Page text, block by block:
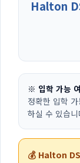
Halton
※ 입학 가능
정확한 입학
하실 수 있습니
💰 Halton